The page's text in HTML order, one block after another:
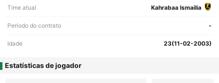
Time atual Kahrabaa Ismailia
Período do contrato -
Idade 23(11-02-2003)
Estatísticas de jogador